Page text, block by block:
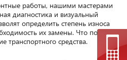
работы, нашими мастерами
диагностика и визуальный
определить степень износа
их замены. Что позволит
транспортного средства.